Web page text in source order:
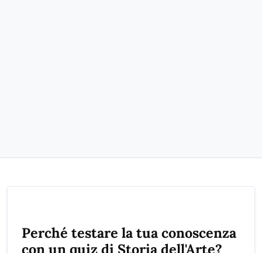
Perché testare la tua conoscenza
con un quiz di Storia dell'Arte?